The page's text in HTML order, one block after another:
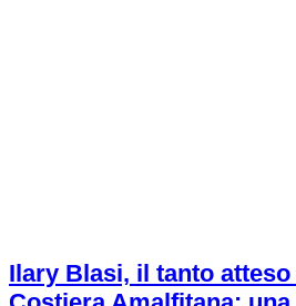
Ilary Blasi, il tanto